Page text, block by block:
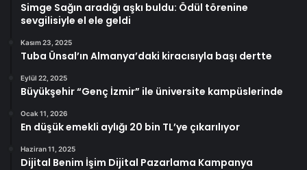
Simge Sağın aradığı aşkı buldu: Ödül törenine
sevgilisiyle el ele geldi
Kasım 23, 2025
Tuba Ünsal’ın Almanya’daki kiracısıyla başı dertte
Eylül 22, 2025
Büyükşehir “Genç İzmir” ile üniversite kampüslerinde
Ocak 11, 2026
En düşük emekli aylığı 20 bin TL’ye çıkarılıyor
Haziran 11, 2025
Dijital Benim İşim Dijital Pazarlama Kampanya